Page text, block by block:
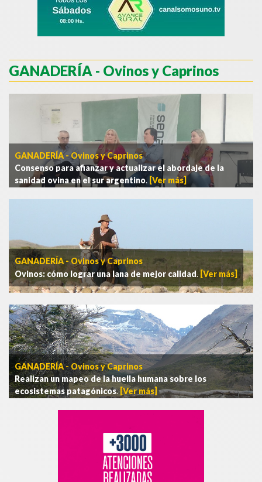
GANADERÍA - Ovinos y Caprinos
GANADERÍA - Ovinos y Caprinos
Consenso para afianzar y actualizar el abordaje de la
sanidad ovina en el sur argentino. [Ver más]
GANADERÍA - Ovinos y Caprinos
Ovinos: cómo lograr una lana de mejor calidad.[Ver más]
GANADERÍA - Ovinos y Caprinos
Realizan un mapeo de la huella humana sobre los
ecosistemas patagónicos.[Ver más]